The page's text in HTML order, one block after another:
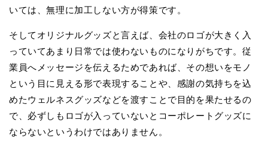
いては、無理に加工しない方が得策です。
そしてオリジナルグッズと言えば、会社のロゴが大きく入
っていてあまり日常では使わないものになりがちです。従
業員へメッセージを伝えるためであれば、その想いをモノ
という目に見える形で表現することや、感謝の気持ちを込
めたウェルネスグッズなどを渡すことで目的を果たせるの
で、必ずしもロゴが入っていないとコーポレートグッズに
ならないというわけではありません。